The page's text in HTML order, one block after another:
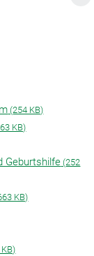
(254 KB)
KB)
Geburtshilfe (252
KB)